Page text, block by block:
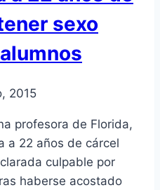
sexo
2015
profesora de Florida,
a 22 años de cárcel
culpable por
haberse acostado